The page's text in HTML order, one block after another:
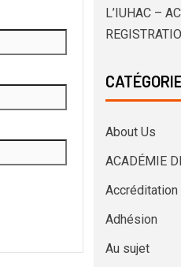
L’IUHAC –
About Us
ACADÉMIE
Accréditation
Adhésion
Au sujet